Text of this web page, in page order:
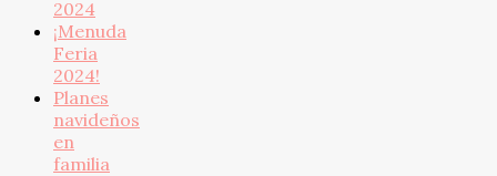
2024
¡Menuda
Feria
2024!
Planes
navideños
en
familia